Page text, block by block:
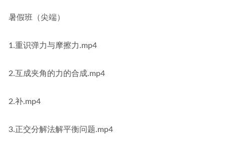
暑假班（尖端）
1.重识弹力与摩擦力.mp4
2.互成夹角的力的合成.mp4
2.补.mp4
3.正交分解法解平衡问题.mp4